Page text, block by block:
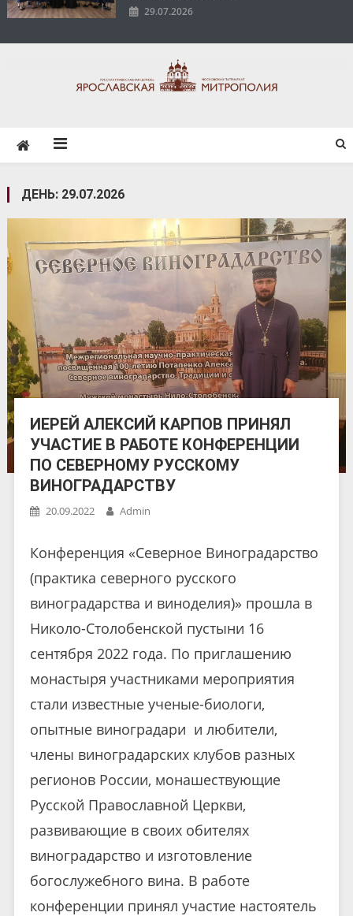
29.07.2026
ДЕНЬ: 29.07.2026
ИЕРЕЙ АЛЕКСИЙ КАРПОВ ПРИНЯЛ
УЧАСТИЕ В РАБОТЕ КОНФЕРЕНЦИИ
ПО СЕВЕРНОМУ РУССКОМУ
ВИНОГРАДАРСТВУ
20.09.2022 Admin
Конференция «Северное Виноградарство
(практика северного русского
виноградарства и виноделия)» прошла в
Николо-Столобенской пустыни 16
сентября 2022 года. По приглашению
монастыря участниками мероприятия
стали известные ученые-биологи,
опытные виноградари и любители,
члены виноградарских клубов разных
регионов России, монашествующие
Русской Православной Церкви,
развивающие в своих обителях
виноградарство и изготовление
богослужебного вина. В работе
конференции принял участие настоятель